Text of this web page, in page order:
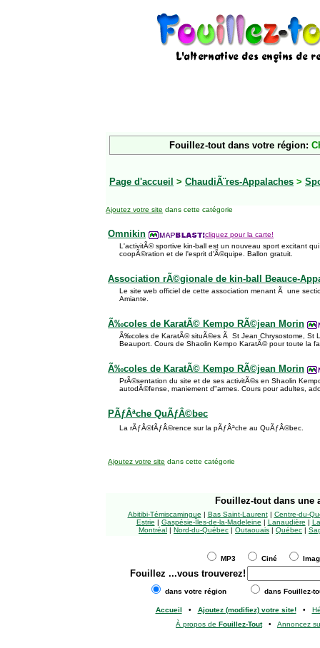
Fouillez-tout dans votre région:
Page d'accueil > ChaudiÃ¨res-Appalaches >
Ajoutez votre site dans cette catégorie
Omnikin
cliquez pour la carte!
L'activitÃ© sportive kin-ball est un nouveau sport excitant
coopÃ©ration et de l'esprit d'Ã©quipe. Ballon gratuit.
Association rÃ©gionale de kin-ball Beauce-
Le site web officiel de cette association menant Ã une
Amiante.
Ã‰coles de KaratÃ© Kempo RÃ©jean Morin
Ã‰coles de KaratÃ© situÃ©es Ã St Jean Chrysostome, St
Beauport. Cours de Shaolin Kempo KaratÃ© pour toute la
Ã‰coles de KaratÃ© Kempo RÃ©jean Morin
PrÃ©sentation du site et de ses activitÃ©s en Shaolin
autodÃ©fense, maniement d''armes. Cours pour adultes,
PÃƒÂªche QuÃƒÂ©bec
La rÃƒÂ©fÃƒÂ©rence sur la pÃƒÂªche au QuÃƒÂ©bec.
Ajoutez votre site dans cette catégorie
Fouillez-tout dans une
Abitibi-Témiscamingue | Bas Saint-Laurent| Centre-du-
Estrie | Gaspésie-Îles-de-la-Madeleine | Lanaudière |
Montréal | Nord-du-Québec | Outaouais | Québec |
MP3 Ciné
Fouillez ...vous trouverez!
dans votre région dans Fouillez-
Accueil • Ajoutez (modifiez) votre site!•
À propos de Fouillez-Tout• Annoncez